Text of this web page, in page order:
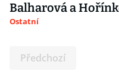
Balharová a
Ostatní
Předchozí